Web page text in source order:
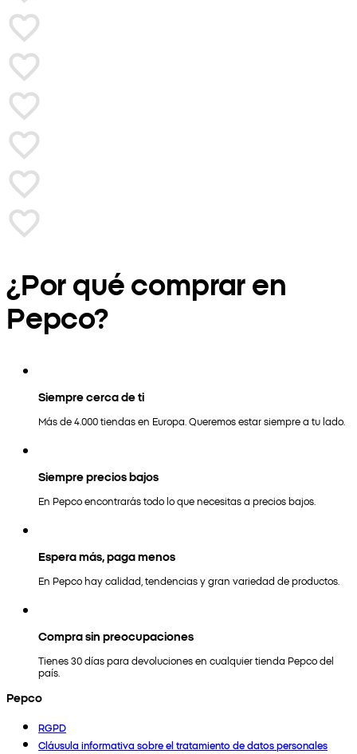
¿Por qué comprar en
Pepco?
Siempre cerca de ti
Más de 4.000 tiendas en Europa. Queremos estar siempre a tu lado.
Siempre precios bajos
En Pepco encontrarás todo lo que necesitas a precios bajos.
Espera más, paga menos
En Pepco hay calidad, tendencias y gran variedad de productos.
Compra sin preocupaciones
Tienes 30 días para devoluciones en cualquier tienda Pepco del
país.
Pepco
RGPD
Cláusula informativa sobre el tratamiento de datos personales